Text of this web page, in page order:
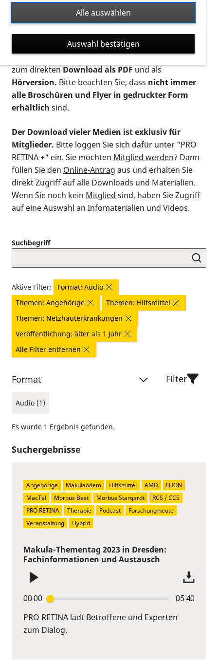
Ort. Nutzen Sie den Formatfilter, um ausschließlich
nach Flyern und Broschüren, Audios oder Videos zu
suchen. Die meisten Flyer und Broschüren werden in
verschiedenen Formaten angeboten: zur
postalischen Bestellung als gedruckte Variante
zum direktenDownload als PDFund als
Hörversion. Bitte beachten Sie, dass nicht immer
alle Broschüren und Flyer in gedruckter Form
erhältlich sind.
Der Download vieler Medien ist exklusiv für
Mitglieder. Bitte loggen Sie sich dafür unter "PRO
RETINA +" ein. Sie möchten Mitglied werden? Dann
füllen Sie den Online-Antrag aus und erhalten Sie
direkt Zugriff auf alle Downloads und Materialien.
Wenn Sie noch kein Mitglied sind, haben Sie Zugriff
auf eine Auswahl an Infomaterialien und Videos.
Suchbegriff
Aktive Filter:
Format: Audio
Themen: Angehörige
Themen: Hilfsmittel
Themen: Netzhauterkrankungen
Veröffentlichung: älter als 1 Jahr
Alle Filter entfernen
Format
Audio (1)
Filter
Es wurde 1 Ergebnis gefunden.
Suchergebnisse
Makula-Thementag 2023 in Dresden:
Fachinformationen und Austausch
00:00 05:40
PRO RETINA lädt Betroffene und Experten
zum Dialog.
Angehörige Makulaödem Hilfsmittel AMD
LHON
MacTel
Morbus Best Morbus Stargardt
RCS / CCS
PRO RETINA
Therapie Podcast
Forschung heute
Veranstaltung
Hybrid
Alle auswählen
Auswahl bestätigen